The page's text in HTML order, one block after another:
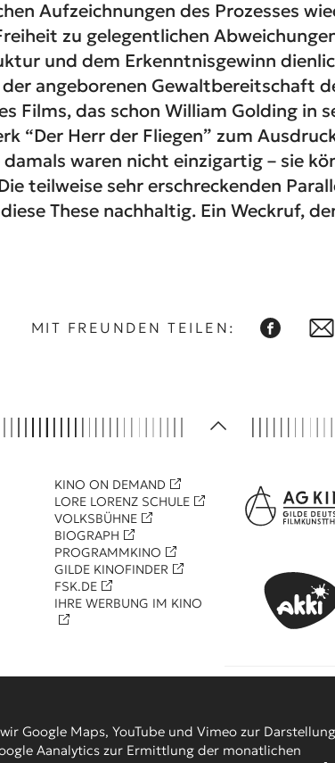
Aufzeichnungen des Prozesses
zu gelegentlichen
und dem Erkenntnisgewinn
angeborenen Gewaltbereitschaft
Films, das schon William Golding in
“Der Herr der Fliegen” zum
damals waren nicht einzigartig – sie
teilweise sehr erschreckenden
These nachhaltig. Ein Weckruf,
MIT FREUNDEN TEILEN:
KINO ON DEMAND
LORE LORENZ SCHULE
VOLKSBÜHNE
BIOGRAPH
PROGRAMMKINO
GILDE KINOFINDER
FSK.DE
IHRE WERBUNG IM KINO
Google Maps, YouTube und Vimeo zur
Aanalytics zur Ermittlung der monatlichen